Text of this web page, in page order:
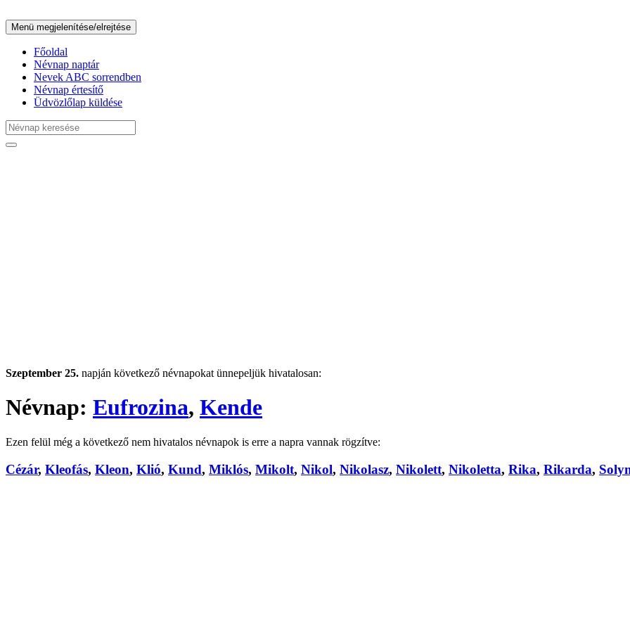
Menü megjelenítése/elrejtése
Főoldal
Névnap naptár
Nevek ABC sorrendben
Névnap értesítő
Üdvözlőlap küldése
Szeptember 25. napján következő névnapokat ünnepeljük hivatalosan:
Névnap: Eufrozina, Kende
Ezen felül még a következő nem hivatalos névnapok is erre a napra vannak rögzítve:
Cézár, Kleofás, Kleon, Klió, Kund, Miklós, Mikolt, Nikol, Nikolasz, Nikolett, Nikoletta, Rika, Rikarda,